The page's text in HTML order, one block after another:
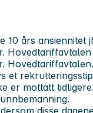
års ansiennitet
Hovedtariffavtalen
Hovedtariffavtalen.
et
er mottatt tidligere.
disse